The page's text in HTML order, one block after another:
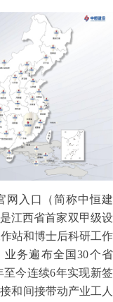
网入口（简称中恒建
江西省首家双甲级设
站和博士后科研工作
务遍布全国30个省
至今连续6年实现新签
和间接带动产业工人